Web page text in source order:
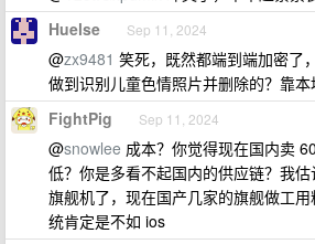
Huelse Sep 11, 2024
@zx9481 笑死，既然都端到端加密了
做到识别儿童色情照片并删除的？靠本
FightPig Sep 11, 2024
@snowlee 成本？你觉得现在国内卖
低？你是多看不起国内的供应链？我
旗舰机了，现在国产几家的旗舰做工
统肯定是不如 ios